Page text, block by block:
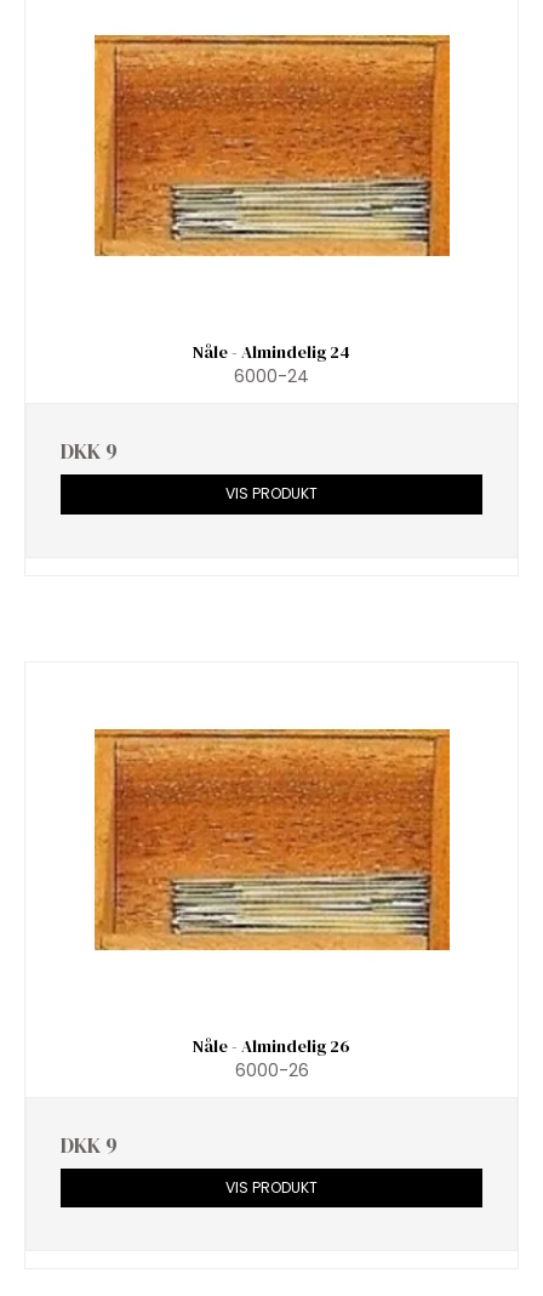
Nåle - Almindelig 24
6000-24
DKK 9
VIS PRODUKT
Nåle - Almindelig 26
6000-26
DKK 9
VIS PRODUKT